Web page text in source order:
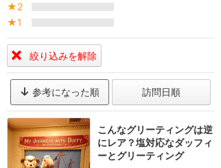
★2
★1
絞り込みを解除
参考になった順 訪問日順
こんなグリーティングは逆
にレア？塩対応なダッフィ
ーとグリーティング